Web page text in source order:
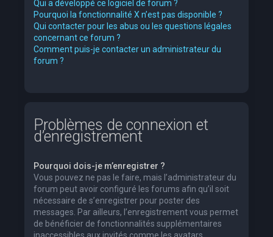
Qui a développé ce logiciel de forum ?
Pourquoi la fonctionnalité X n’est pas disponible ?
Qui contacter pour les abus ou les questions légales
concernant ce forum ?
Comment puis-je contacter un administrateur du
forum ?
Problèmes de connexion et
d’enregistrement
Pourquoi dois-je m’enregistrer ?
Vous pouvez ne pas le faire, mais l’administrateur du
forum peut avoir configuré les forums afin qu’il soit
nécessaire de s’enregistrer pour poster des
messages. Par ailleurs, l’enregistrement vous permet
de bénéficier de fonctionnalités supplémentaires